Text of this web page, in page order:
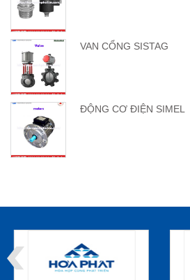
VAN CỔNG SISTAG
ĐỘNG CƠ ĐIỆN SIMEL